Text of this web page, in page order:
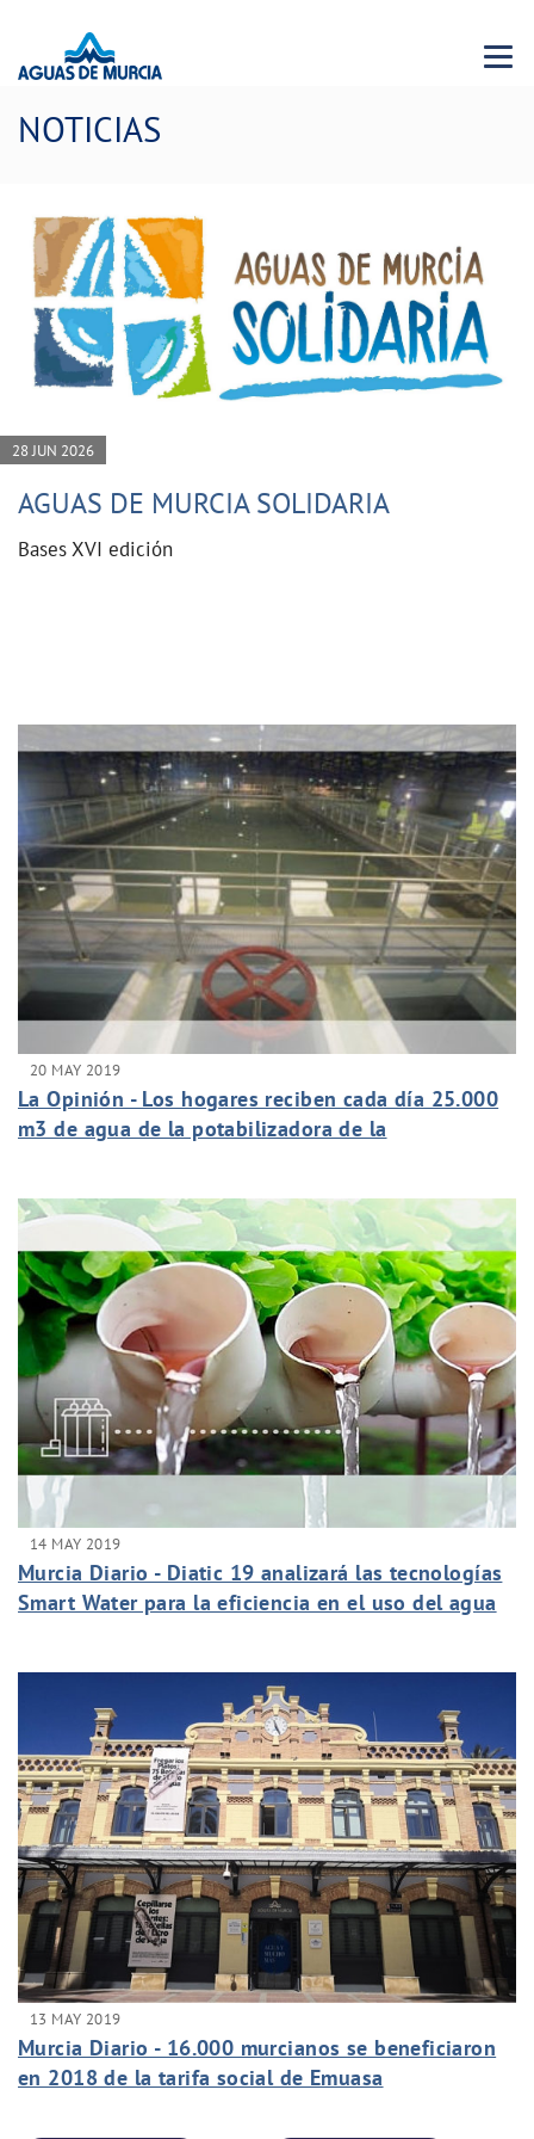
Menu
NOTICIAS
28 JUN 2026
AGUAS DE MURCIA SOLIDARIA
Bases XVI edición
20 MAY 2019
La Opinión - Los hogares reciben cada día 25.000
m3 de agua de la potabilizadora de la
14 MAY 2019
Murcia Diario - Diatic 19 analizará las tecnologías
Smart Water para la eficiencia en el uso del agua
13 MAY 2019
Murcia Diario - 16.000 murcianos se beneficiaron
en 2018 de la tarifa social de Emuasa